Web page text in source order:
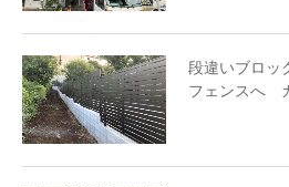
段違いブロ
フェンスへ